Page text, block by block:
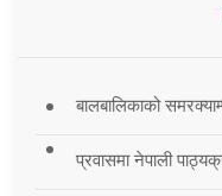
बालबालिकाको
प्रवासमा नेपाली